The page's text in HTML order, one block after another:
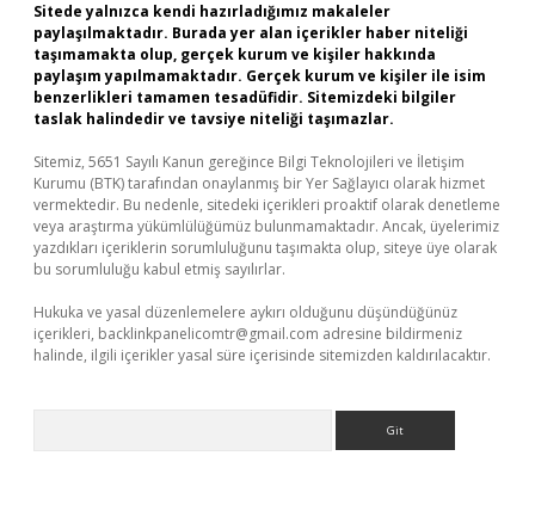
Sitede yalnızca kendi hazırladığımız makaleler
paylaşılmaktadır. Burada yer alan içerikler haber niteliği
taşımamakta olup, gerçek kurum ve kişiler hakkında
paylaşım yapılmamaktadır. Gerçek kurum ve kişiler ile isim
benzerlikleri tamamen tesadüfidir. Sitemizdeki bilgiler
taslak halindedir ve tavsiye niteliği taşımazlar.
Sitemiz, 5651 Sayılı Kanun gereğince Bilgi Teknolojileri ve İletişim
Kurumu (BTK) tarafından onaylanmış bir Yer Sağlayıcı olarak hizmet
vermektedir. Bu nedenle, sitedeki içerikleri proaktif olarak denetleme
veya araştırma yükümlülüğümüz bulunmamaktadır. Ancak, üyelerimiz
yazdıkları içeriklerin sorumluluğunu taşımakta olup, siteye üye olarak
bu sorumluluğu kabul etmiş sayılırlar.
Hukuka ve yasal düzenlemelere aykırı olduğunu düşündüğünüz
içerikleri, backlinkpanelicomtr@gmail.com adresine bildirmeniz
halinde, ilgili içerikler yasal süre içerisinde sitemizden kaldırılacaktır.